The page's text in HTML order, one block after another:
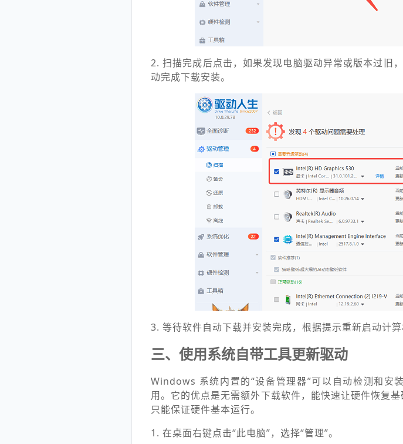
2. 扫描完成后点击，如果发现电脑驱动异常或版本过旧
动完成下载安装。
3. 等待软件自动下载并安装完成，根据提示重新启动计算
三、使用系统自带工具更新驱动
Windows 系统内置的“设备管理器”可以自动检测和安
用。它的优点是无需额外下载软件，能快速让硬件恢复
只能保证硬件基本运行。
1. 在桌面右键点击“此电脑”，选择“管理”。